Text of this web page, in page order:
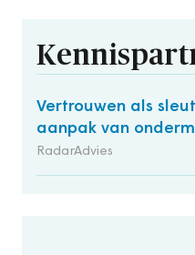
Vertrouwen als
aanpak van
RadarAdvies